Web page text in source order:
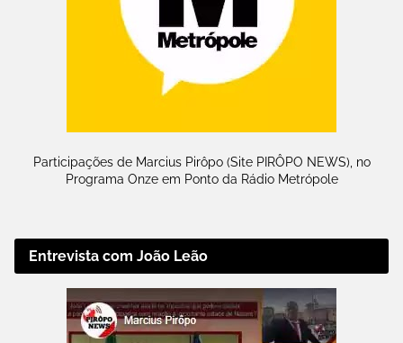
Participações de Marcius Pirôpo (Site PIRÔPO NEWS), no
Programa Onze em Ponto da Rádio Metrópole
Entrevista com João Leão